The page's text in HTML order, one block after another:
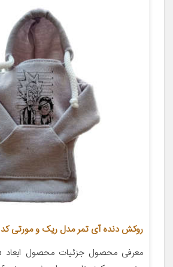
روکش دنده آی تمر مدل ریک و مورتی کد 386